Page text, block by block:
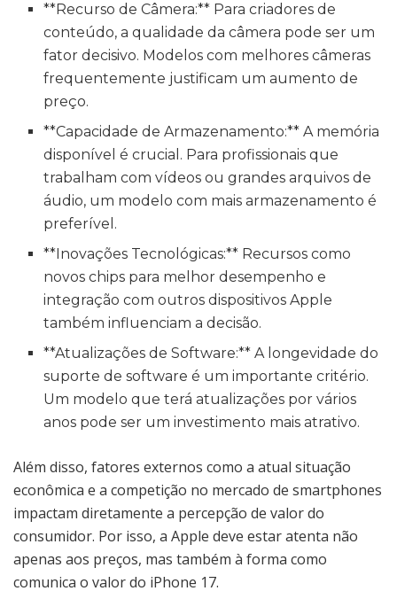
**Recurso de Câmera:** Para criadores de
conteúdo, a qualidade da câmera pode ser um
fator decisivo. Modelos com melhores câmeras
frequentemente justificam um aumento de
preço.
**Capacidade de Armazenamento:** A memória
disponível é crucial. Para profissionais que
trabalham com vídeos ou grandes arquivos de
áudio, um modelo com mais armazenamento é
preferível.
**Inovações Tecnológicas:** Recursos como
novos chips para melhor desempenho e
integração com outros dispositivos Apple
também influenciam a decisão.
**Atualizações de Software:** A longevidade do
suporte de software é um importante critério.
Um modelo que terá atualizações por vários
anos pode ser um investimento mais atrativo.
Além disso, fatores externos como a atual situação
econômica e a competição no mercado de smartphones
impactam diretamente a percepção de valor do
consumidor. Por isso, a Apple deve estar atenta não
apenas aos preços, mas também à forma como
comunica o valor do iPhone 17.